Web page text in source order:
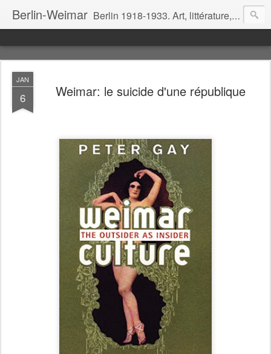
Berlin-Weimar Berlin 1918-1933. Art, littérature, cinéma, théâtre, politique, mœurs.
JAN
6 Weimar: le suicide d'une république